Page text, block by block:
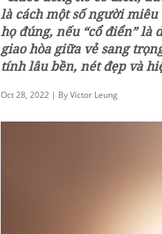
là cách một số người miêu
họ đúng, nếu “cổ điển”
giao hòa giữa vẻ sang
tính lâu bền, nét đẹp và
Oct 28, 2022 | By Victor Leung